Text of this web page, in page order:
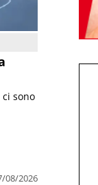
08/2026
sono